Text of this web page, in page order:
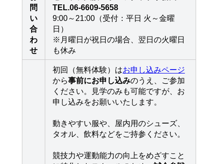
問
い
合
わ
せ
TEL.06-6609-5658
9:00～21:00（受付：平日 火～金曜
日）
※月曜日が祝日の場合、翌日の火曜日
も休み
初回（無料体験）はお申し込みページ
から事前にお申し込みのうえ、ご参加
ください。見学のみも可能ですが、お
申し込みをお願いいたします。
動きやすい服や、屋内用のシューズ、
タオル、飲料などをご持参ください。
競技力や運動能力の向上をめざすこと